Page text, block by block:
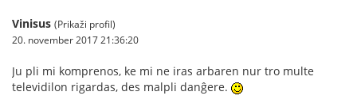
Vinisus (Prikaži profil)
20. november 2017 21:36:20
Ju pli mi komprenos, ke mi ne iras arbaren nur tro multe
televidilon rigardas, des malpli danĝere.